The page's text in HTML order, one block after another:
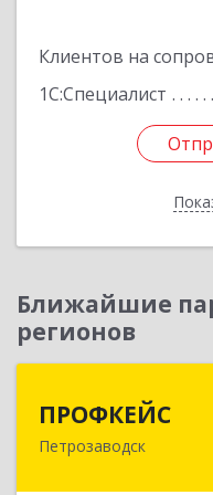
Клиентов на
1С:Специалист
Ближайшие
регионов
ПРОФКЕЙС
Петрозаводск
185035, Карелия